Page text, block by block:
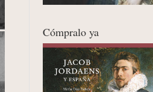
Cómpralo ya